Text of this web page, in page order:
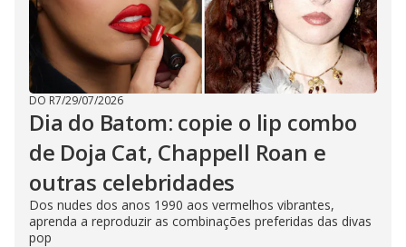
DO R7/29/07/2026
Dia do Batom: copie o lip combo
de Doja Cat, Chappell Roan e
outras celebridades
Dos nudes dos anos 1990 aos vermelhos vibrantes,
aprenda a reproduzir as combinações preferidas das divas
pop